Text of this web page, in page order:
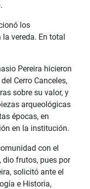
los
vereda. En total
Pereira hicieron
Cerro Canceles,
sobre su valor, y
arqueológicas
épocas, en
en la institución.
con el
dio frutos, pues por
solicitó ante el
e Historia,